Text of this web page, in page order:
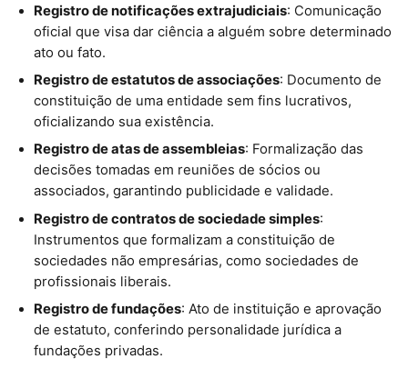
Registro de notificações extrajudiciais: Comunicação
oficial que visa dar ciência a alguém sobre determinado
ato ou fato.
Registro de estatutos de associações: Documento de
constituição de uma entidade sem fins lucrativos,
oficializando sua existência.
Registro de atas de assembleias: Formalização das
decisões tomadas em reuniões de sócios ou
associados, garantindo publicidade e validade.
Registro de contratos de sociedade simples:
Instrumentos que formalizam a constituição de
sociedades não empresárias, como sociedades de
profissionais liberais.
Registro de fundações: Ato de instituição e aprovação
de estatuto, conferindo personalidade jurídica a
fundações privadas.